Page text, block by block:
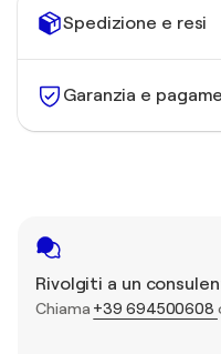
Spedizione e resi
Garanzia e
Rivolgiti a un
Chiama +39 694500608